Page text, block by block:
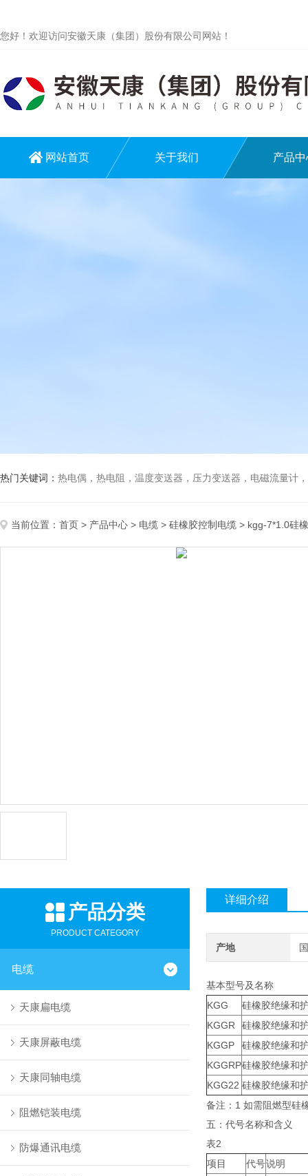
您好！欢迎访问安徽天康（集团）股份有限公司网站！
网站首页 关于我们 产品中
热门关键词： 热电偶，热电阻，温度变送器，压力变送器，电磁流量计，
当前位置： 首页 > 产品中心 > 电缆 > 硅橡胶控制电缆 > kgg-7*1.0硅
产品分类
PRODUCT CATEGORY
电缆
天康扁电缆
天康屏蔽电缆
天康同轴电缆
阻燃铠装电缆
防爆通讯电缆
详细介绍
产地
基本型号及名称
KGG
硅橡胶绝缘和
KGGR
硅橡胶绝缘和
KGGP
硅橡胶绝缘和
KGGRP硅橡胶绝缘和
KGG22 硅橡胶绝缘和
备注：1 如需阻燃型硅
五：代号名称和含义
表2
项目
代号说明